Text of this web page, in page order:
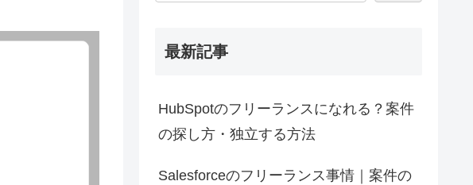
最新記事
HubSpotのフリーランスになれる？案件
の探し方・独立する方法
Salesforceのフリーランス事情｜案件の